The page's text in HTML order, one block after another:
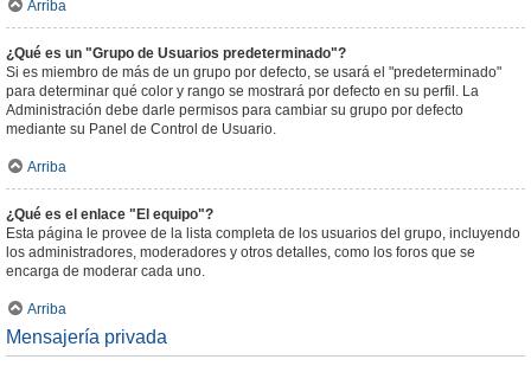
Arriba
¿Qué es un "Grupo de Usuarios predeterminado"?
Si es miembro de más de un grupo por defecto, se usará el "predeterminado"
para determinar qué color y rango se mostrará por defecto en su perfil. La
Administración debe darle permisos para cambiar su grupo por defecto
mediante su Panel de Control de Usuario.
Arriba
¿Qué es el enlace "El equipo"?
Esta página le provee de la lista completa de los usuarios del grupo, incluyendo
los administradores, moderadores y otros detalles, como los foros que se
encarga de moderar cada uno.
Arriba
Mensajería privada